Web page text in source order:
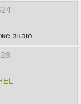
знаю.